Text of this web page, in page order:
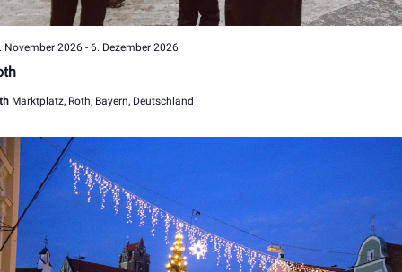
November 2026- 6. Dezember 2026
Marktplatz, Roth, Bayern, Deutschland